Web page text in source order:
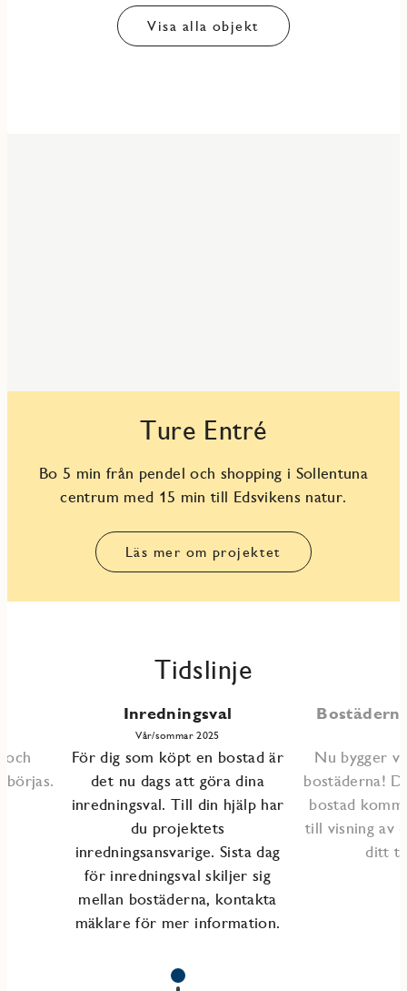
Visa alla objekt
Ture Entré
Bo 5 min från pendel och shopping i Sollentuna
centrum med 15 min till Edsvikens natur.
Läs mer om projektet
Tidslinje
och
Inredningsval
Vår/sommar 2025
För dig som köpt en bostad är
det nu dags att göra dina
inredningsval. Till din hjälp har
du projektets
inredningsansvarige. Sista dag
för inredningsval skiljer sig
mellan bostäderna, kontakta
mäklare för mer information.
Nu bygger
bostäderna!
bostad
till visning av
ditt